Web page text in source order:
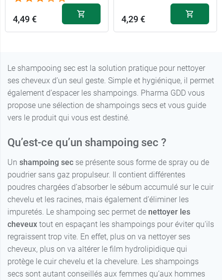
4,49 € 4,29 €
Le shampooing sec est la solution pratique pour nettoyer
ses cheveux d’un seul geste. Simple et hygiénique, il permet
également d’espacer les shampoings. Pharma GDD vous
propose une sélection de shampoings secs et vous guide
vers le produit qui vous est destiné.
Qu’est-ce qu’un shampoing sec ?
Un shampoing sec se présente sous forme de spray ou de
poudrier sans gaz propulseur. Il contient différentes
poudres chargées d’absorber le sébum accumulé sur le cuir
chevelu et les racines, mais également d’éliminer les
impuretés. Le shampoing sec permet de nettoyer les
cheveux tout en espaçant les shampoings pour éviter qu'ils
regraissent trop vite. En effet, plus on va nettoyer ses
cheveux, plus on va altérer le film hydrolipidique qui
protège le cuir chevelu et la chevelure. Les shampoings
secs sont autant conseillés aux femmes qu’aux hommes